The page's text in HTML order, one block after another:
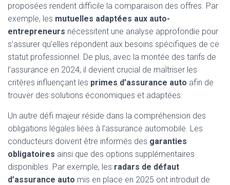
proposées rendent difficile la comparaison des offres. Par
exemple, les mutuelles adaptées aux auto-
entrepreneurs nécessitent une analyse approfondie pour
s’assurer qu’elles répondent aux besoins spécifiques de ce
statut professionnel. De plus, avec la montée des tarifs de
l’assurance en 2024, il devient crucial de maîtriser les
critères influençant les primes d’assurance auto afin de
trouver des solutions économiques et adaptées.
Un autre défi majeur réside dans la compréhension des
obligations légales liées à l’assurance automobile. Les
conducteurs doivent être informés des garanties
obligatoires ainsi que des options supplémentaires
disponibles. Par exemple, les radars de défaut
d’assurance auto mis en place en 2025 ont introduit de